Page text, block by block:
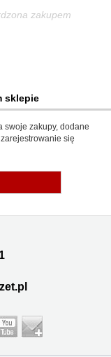
zakupem
sklepie
swoje zakupy, dodane
się